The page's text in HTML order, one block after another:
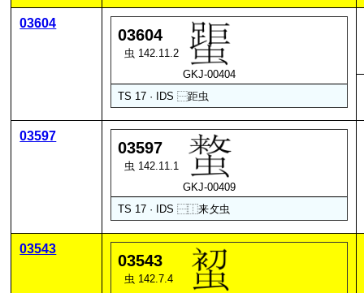
03604
03604
虫 142.11.2
GKJ-00404
TS 17 · IDS⿱距虫
03597
03597
虫 142.11.1
GKJ-00409
TS 17 · IDS⿱⿰来攵虫
03543
03543
虫 142.7.4